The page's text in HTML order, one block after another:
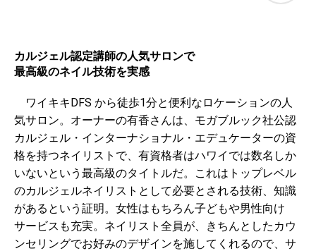
カルジェル認定講師の人気サロンで
最高級のネイル技術を実感
ワイキキDFS から徒歩1分と便利なロケーションの人
気サロン。オーナーの有香さんは、モガブルック社公認
カルジェル・インターナショナル・エデュケーターの資
格を持つネイリストで、有資格者はハワイでは数名しか
いないという最高級のタイトルだ。これはトップレベル
のカルジェルネイリストとして必要とされる技術、知識
があるという証明。女性はもちろん子どもや男性向け
サービスも充実。ネイリスト全員が、きちんとしたカウ
ンセリングでお好みのデザインを施してくれるので、サ